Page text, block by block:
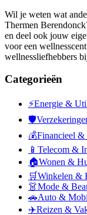
Wil je weten wat
Thermen
en deel ook jouw
voor een
wellnessliefhebbers
Categorieën
⚡Energie &
🛡️
💰Financieel &
📱 Telecom &
🏠Wonen &
🛒Winkelen &
👗Mode &
🚗Auto &
✈️Reizen &